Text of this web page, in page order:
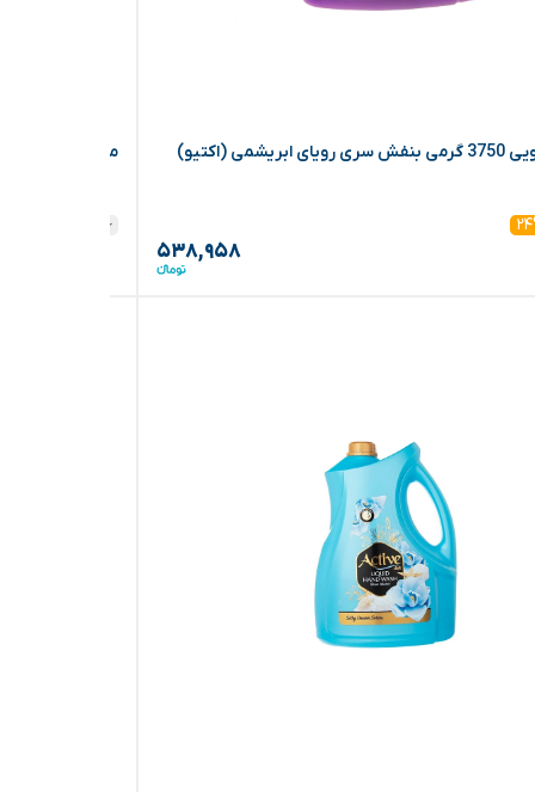
(اکتیو)
۵۳۸,۹۵۸
مایع دستشویی 3750 گرمی صورتی سری رویای ابریشمی (اکتیو)
۵۴۸,۴۲۰